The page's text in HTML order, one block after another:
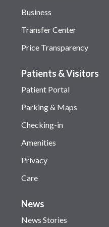
Business
Transfer Center
Price Transparency
Patients & Visitors
Patient Portal
Parking & Maps
Checking-in
Amenities
Privacy
Care
News
News Stories